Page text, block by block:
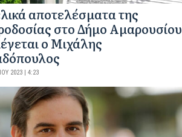
αποτελέσματα της
στο Δήμο Αμαρουσίου
ο Μιχάλης
2023 | 4:23